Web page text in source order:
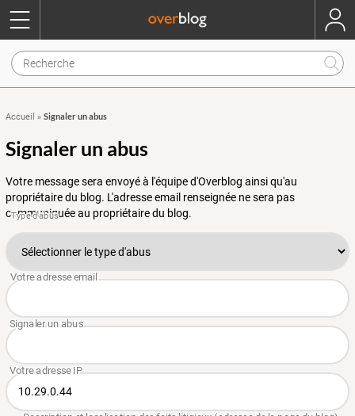
Accueil » Signaler un abus
Signaler un abus
Votre message sera envoyé à l'équipe d'Overblog ainsi qu'au
propriétaire du blog. L'adresse email renseignée ne sera pas
communiquée au propriétaire du blog.